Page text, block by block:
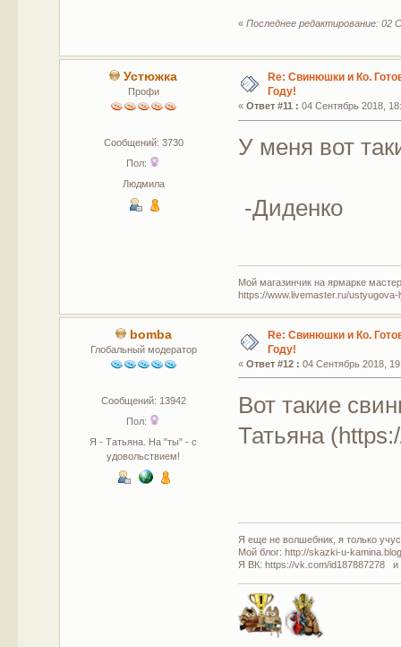
«Последнее редактирование: 02
Устюжка
Профи
Сообщений: 3730
Пол:
Людмила
Re: Свинюшки и Ко.
Году!
«Ответ #11 : 04 Сентябрь 2018,
У меня вот
-Диденко
Мой магазинчик на ярмарке
https://www.livemaster.ru/ustyugova-
bomba
Глобальный модератор
Сообщений: 13942
Пол:
Я - Татьяна. На "ты" - с
удовольствием!
Re: Свинюшки и Ко.
Году!
«Ответ #12 : 04 Сентябрь 2018,
Вот такие
Татьяна
Я еще не волшебник, я только
Мой блог: http://skazki-u-
Я ВК: https://vk.com/id187887278 и